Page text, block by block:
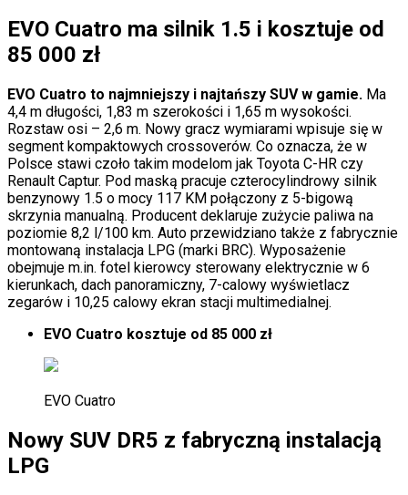
EVO Cuatro ma silnik 1.5 i kosztuje od
85 000 zł
EVO Cuatro to najmniejszy i najtańszy SUV w gamie. Ma
4,4 m długości, 1,83 m szerokości i 1,65 m wysokości.
Rozstaw osi – 2,6 m. Nowy gracz wymiarami wpisuje się w
segment kompaktowych crossoverów. Co oznacza, że w
Polsce stawi czoło takim modelom jak Toyota C-HR czy
Renault Captur. Pod maską pracuje czterocylindrowy silnik
benzynowy 1.5 o mocy 117 KM połączony z 5-bigową
skrzynia manualną. Producent deklaruje zużycie paliwa na
poziomie 8,2 l/100 km. Auto przewidziano także z fabrycznie
montowaną instalacja LPG (marki BRC). Wyposażenie
obejmuje m.in. fotel kierowcy sterowany elektrycznie w 6
kierunkach, dach panoramiczny, 7-calowy wyświetlacz
zegarów i 10,25 calowy ekran stacji multimedialnej.
EVO Cuatro kosztuje od 85 000 zł
EVO Cuatro
Nowy SUV DR5 z fabryczną instalacją
LPG